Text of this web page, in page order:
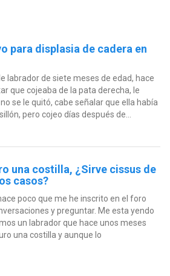
para displasia de cadera en
labrador de siete meses de edad, hace
que cojeaba de la pata derecha, le
se le quitó, cabe señalar que ella había
pero cojeo días después de...
una costilla, ¿Sirve cissus de
casos?
poco que me he inscrito en el foro
y preguntar. Me esta yendo
un labrador que hace unos meses
una costilla y aunque lo